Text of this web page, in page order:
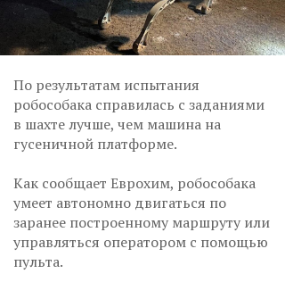
По результатам испытания
робособака справилась с заданиями
в шахте лучше, чем машина на
гусеничной платформе.
Как сообщает Еврохим, робособака
умеет автономно двигаться по
заранее построенному маршруту или
управляться оператором с помощью
пульта.